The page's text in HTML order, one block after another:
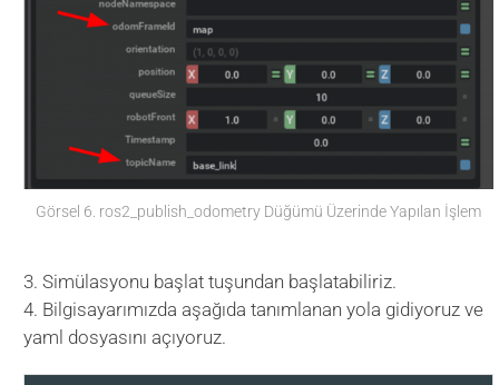
Görsel 6. ros2_publish_odometry Düğümü Üzerinde Yapılan İşlem
3. Simülasyonu başlat tuşundan başlatabiliriz.
4. Bilgisayarımızda aşağıda tanımlanan yola gidiyoruz ve
yaml dosyasını açıyoruz.